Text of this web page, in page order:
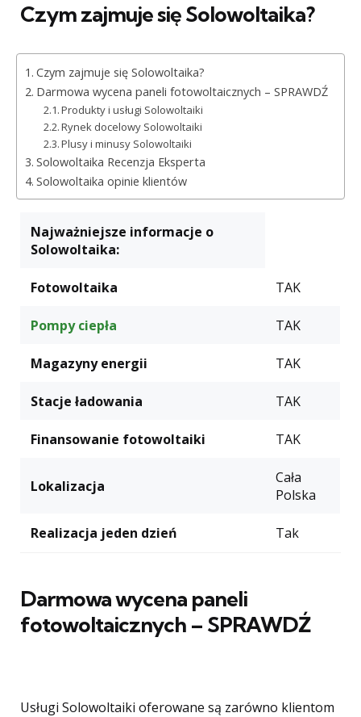
Czym zajmuje się Solowoltaika?
Czym zajmuje się Solowoltaika?
Darmowa wycena paneli fotowoltaicznych – SPRAWDŹ
Produkty i usługi Solowoltaiki
Rynek docelowy Solowoltaiki
Plusy i minusy Solowoltaiki
Solowoltaika Recenzja Eksperta
Solowoltaika opinie klientów
Najważniejsze informacje o
Solowoltaika:
Fotowoltaika TAK
Pompy ciepła TAK
Magazyny energii TAK
Stacje ładowania TAK
Finansowanie fotowoltaiki TAK
Lokalizacja
Cała
Polska
Realizacja jeden dzień Tak
Darmowa wycena paneli
fotowoltaicznych – SPRAWDŹ
Usługi Solowoltaiki oferowane są zarówno klientom